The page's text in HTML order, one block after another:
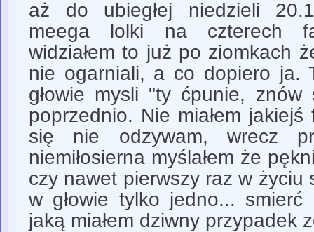
aż do ubiegłej niedzieli
meega lolki na czterech
widziałem to już po ziomkach
nie ogarniali, a co dopiero ja.
głowie mysli "ty ćpunie, znów
poprzednio. Nie miałem
się nie odzywam, wrecz
niemiłosierna myślałem że
czy nawet pierwszy raz w życiu
w głowie tylko jedno...
jaką miałem dziwny przypadek